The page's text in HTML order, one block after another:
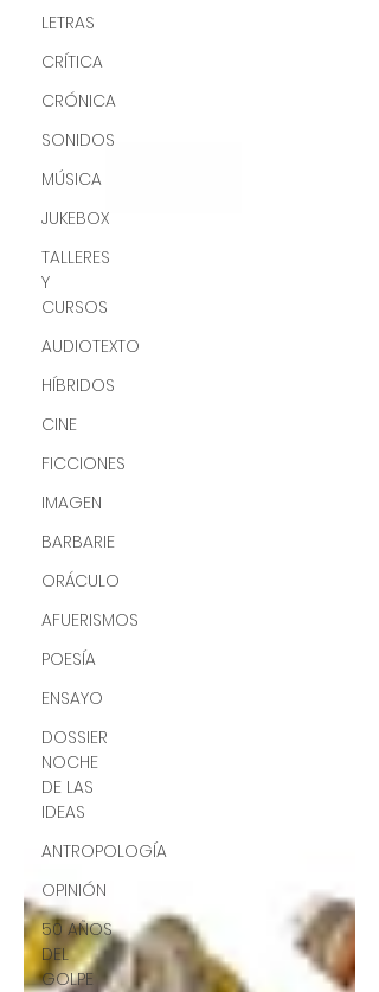
LETRAS
CRÍTICA
CRÓNICA
SONIDOS
MÚSICA
JUKEBOX
TALLERES
Y
CURSOS
AUDIOTEXTO
HÍBRIDOS
CINE
FICCIONES
IMAGEN
BARBARIE
ORÁCULO
AFUERISMOS
POESÍA
ENSAYO
DOSSIER
NOCHE
DE LAS
IDEAS
ANTROPOLOGÍA
OPINIÓN
50 AÑOS
DEL
GOLPE